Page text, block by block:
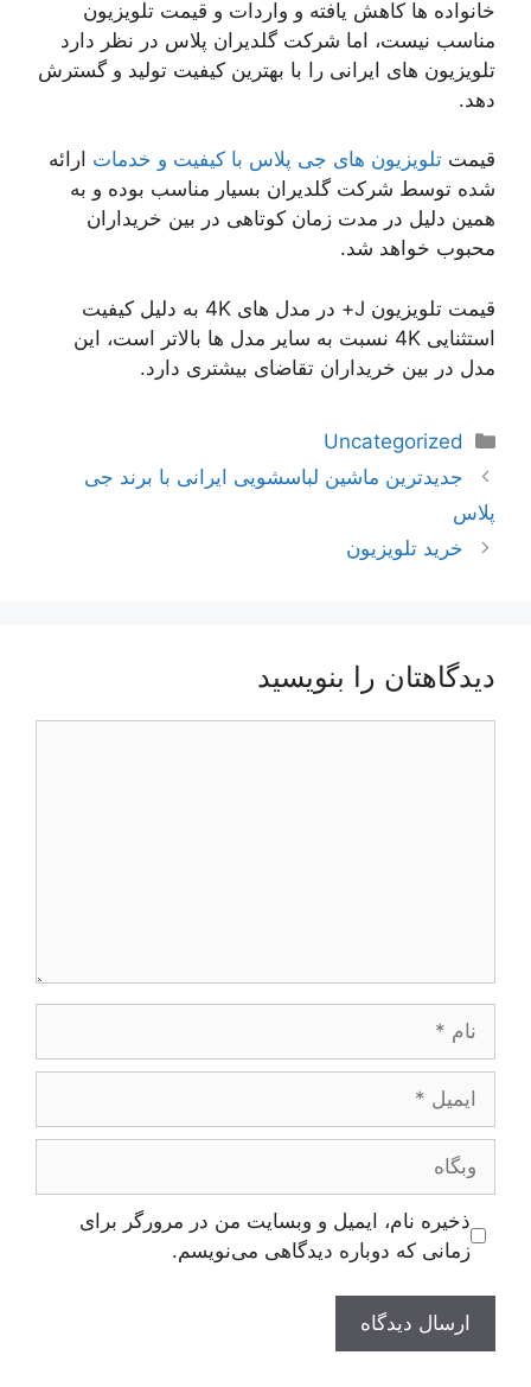
خانواده ها کاهش یافته و واردات و قیمت تلویزیون
مناسب نیست، اما شرکت گلدیران پلاس در نظر دارد
تلویزیون های ایرانی را با بهترین کیفیت تولید و گسترش
دهد.
قیمت تلویزیون های جی پلاس با کیفیت و خدمات ارائه
شده توسط شرکت گلدیران بسیار مناسب بوده و به
همین دلیل در مدت زمان کوتاهی در بین خریداران
محبوب خواهد شد.
قیمت تلویزیون J+ در مدل های 4K به دلیل کیفیت
استثنایی 4K نسبت به سایر مدل ها بالاتر است، این
مدل در بین خریداران تقاضای بیشتری دارد.
دسته‌ها
Uncategorized
ناوبری
نوشته‌ها
جدیدترین ماشین لباسشویی ایرانی با برند جی
پلاس
خرید تلویزیون
دیدگاهتان را بنویسید
وبگاه
ذخیره نام، ایمیل و وبسایت من در مرورگر برای
زمانی که دوباره دیدگاهی می‌نویسم.